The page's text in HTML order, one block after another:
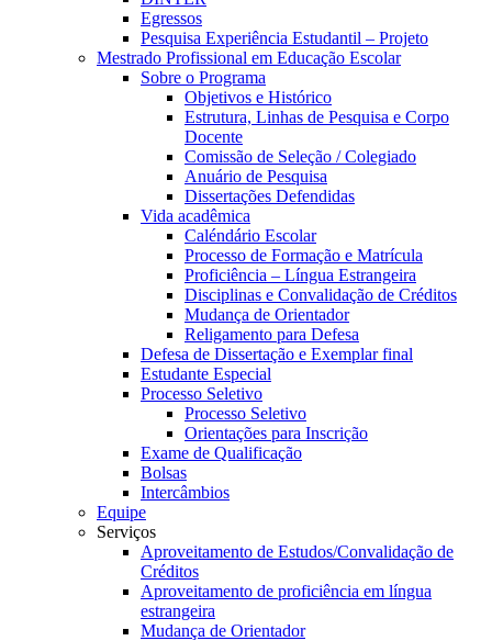
Egressos
Pesquisa Experiência Estudantil – Projeto
Mestrado Profissional em Educação Escolar
Sobre o Programa
Objetivos e Histórico
Estrutura, Linhas de Pesquisa e Corpo
Docente
Comissão de Seleção / Colegiado
Anuário de Pesquisa
Dissertações Defendidas
Vida acadêmica
Caléndário Escolar
Processo de Formação e Matrícula
Proficiência – Língua Estrangeira
Disciplinas e Convalidação de Créditos
Mudança de Orientador
Religamento para Defesa
Defesa de Dissertação e Exemplar final
Estudante Especial
Processo Seletivo
Processo Seletivo
Orientações para Inscrição
Exame de Qualificação
Bolsas
Intercâmbios
Equipe
Serviços
Aproveitamento de Estudos/Convalidação de
Créditos
Aproveitamento de proficiência em língua
estrangeira
Mudança de Orientador